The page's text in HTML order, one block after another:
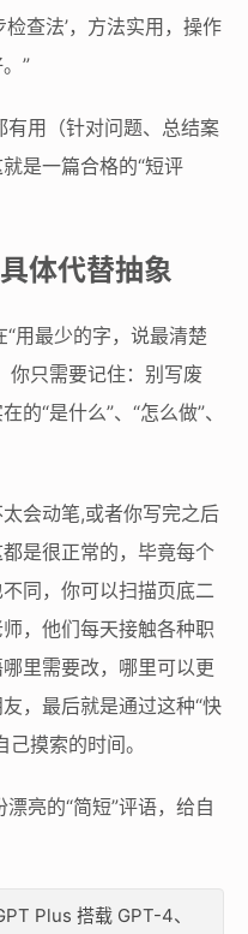
查法’，方法实用，操作
”
用（针对问题、总结案
是一篇合格的“短评
体代替抽象
用最少的字，说最清楚
你只需要记住：别写废
“是什么”、“怎么做”、
会动笔,或者你写完之后
是很正常的，毕竟每个
同，你可以扫描页底二
，他们每天接触各种职
里需要改，哪里可以更
，最后就是通过这种“快
摸索的时间。
亮的“简短”评语，给自
Plus 搭载 GPT-4、